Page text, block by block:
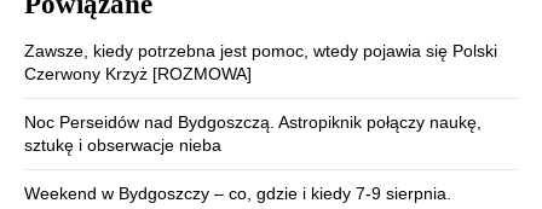
Zawsze, kiedy potrzebna jest pomoc, wtedy pojawia się Polski
Czerwony Krzyż [ROZMOWA]
Noc Perseidów nad Bydgoszczą. Astropiknik połączy naukę,
sztukę i obserwacje nieba
Weekend w Bydgoszczy – co, gdzie i kiedy 7-9 sierpnia.